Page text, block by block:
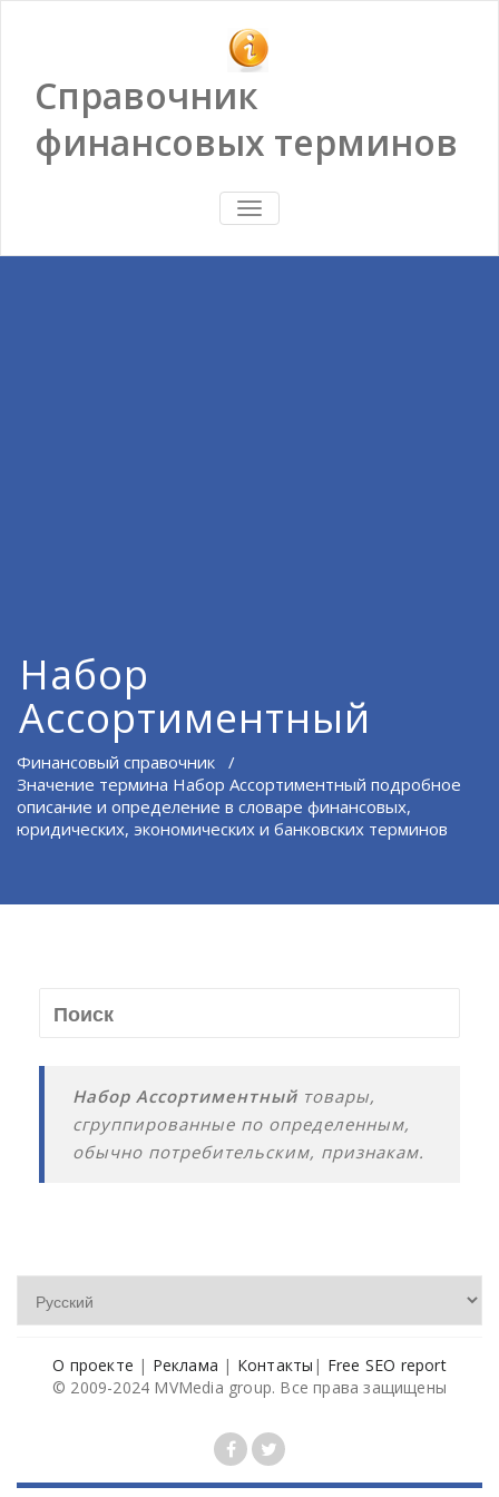
Справочник
финансовых терминов
ПОКАЗАТЬ/
СКРЫТЬ
Набор
Ассортиментный
Финансовый справочник /
Значение термина Набор Ассортиментный подробное
описание и определение в словаре финансовых,
юридических, экономических и банковских терминов
Набор Ассортиментный товары,
сгруппированные по определенным,
обычно потребительским, признакам.
О проекте | Реклама | Контакты | Free SEO report
© 2009-2024 MVMedia group. Все права защищены